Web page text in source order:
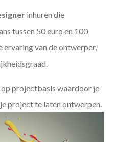
inhuren die
tussen 50 euro en 100
ervaring van de ontwerper,
projectbasis waardoor je
project te laten ontwerpen.